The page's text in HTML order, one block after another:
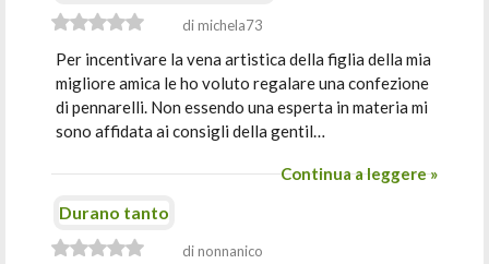
di michela73
Per incentivare la vena artistica della figlia della mia
migliore amica le ho voluto regalare una confezione
di pennarelli. Non essendo una esperta in materia mi
sono affidata ai consigli della gentil…
Continua a leggere »
Durano tanto
di nonnanico